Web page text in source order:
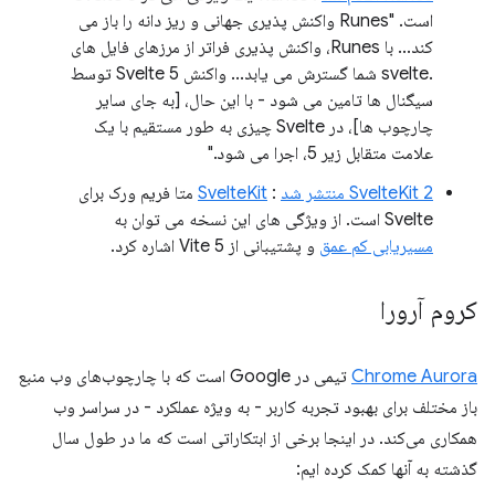
است. "Runes واکنش پذیری جهانی و ریز دانه را باز می
کند... با Runes، واکنش پذیری فراتر از مرزهای فایل های
.svelte شما گسترش می یابد... واکنش Svelte 5 توسط
سیگنال ها تامین می شود - با این حال، [به جای سایر
چارچوب ها]، در Svelte چیزی به طور مستقیم با یک
علامت متقابل زیر 5، اجرا می شود."
SvelteKit 2 منتشر شد
:
SvelteKit متا فریم ورک برای
Svelte است. از ویژگی های این نسخه می توان به
مسیریابی کم عمق و پشتیبانی از Vite 5 اشاره کرد.
کروم آرورا
Chrome Aurora
تیمی در Google است که با چارچوب‌های وب منبع
باز مختلف برای بهبود تجربه کاربر - به ویژه عملکرد - در سراسر وب
همکاری می‌کند. در اینجا برخی از ابتکاراتی است که ما در طول سال
گذشته به آنها کمک کرده ایم: